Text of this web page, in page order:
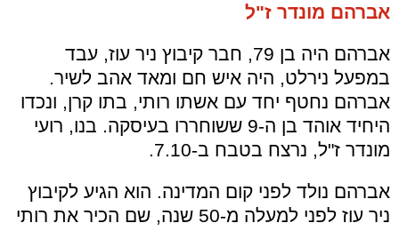
אברהם מונדר ז"ל
אברהם היה בן 79, חבר קיבוץ ניר עוז, עבד
במפעל נירלט, היה איש חם ומאד אהב לשיר.
אברהם נחטף יחד עם אשתו רותי, בתו קרן, ונכדו
היחיד אוהד בן ה-9 ששוחררו בעיסקה. בנו, רועי
מונדר ז"ל, נרצח בטבח ב-7.10.
אברהם נולד לפני קום המדינה. הוא הגיע לקיבוץ
ניר עוז לפני למעלה מ-50 שנה, שם הכיר את רותי